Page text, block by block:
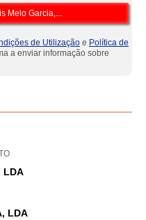
de Utilização e Política de
a enviar informação sobre
LDA
LDA